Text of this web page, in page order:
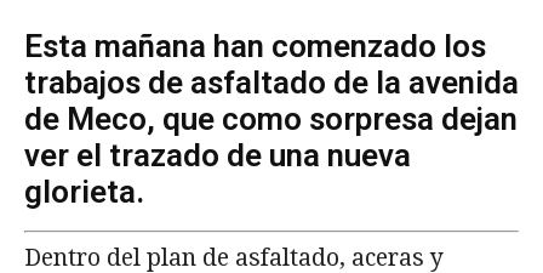
Esta mañana han comenzado los
trabajos de asfaltado de la avenida
de Meco, que como sorpresa dejan
ver el trazado de una nueva
glorieta.
Dentro del plan de asfaltado, aceras y